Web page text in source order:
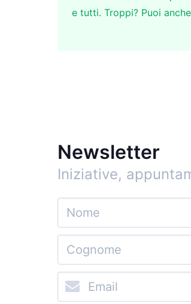
e tutti. Troppi? Puoi anche
Newsletter
Iniziative,